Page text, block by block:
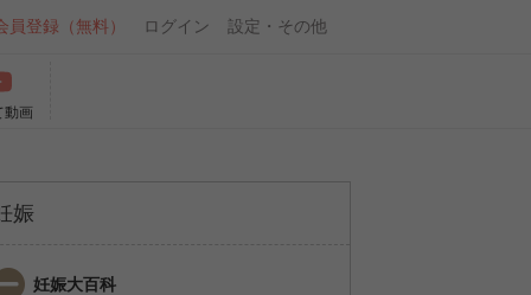
員登録（無料） ログイン 設定・その他
動画
娠
妊娠大百科